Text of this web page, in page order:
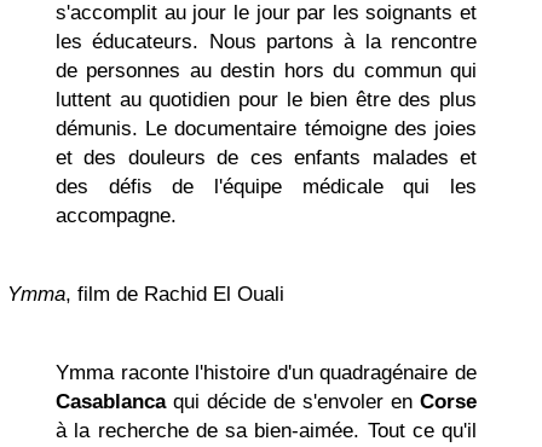
s'accomplit au jour le jour par les soignants et
les éducateurs. Nous partons à la rencontre
de personnes au destin hors du commun qui
luttent au quotidien pour le bien être des plus
démunis. Le documentaire témoigne des joies
et des douleurs de ces enfants malades et
des défis de l'équipe médicale qui les
accompagne.
Ymma, film de Rachid El Ouali
Ymma raconte l'histoire d'un quadragénaire de
Casablancaqui décide de s'envoler en Corse
à la recherche de sa bien-aimée. Tout ce qu'il